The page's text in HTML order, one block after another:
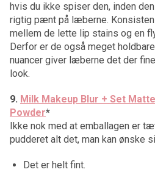
hvis du ikke spiser den, inden
rigtig pænt på læberne.
mellem de lette lip stains og en
Derfor er de også meget
nuancer giver læberne det der
look.
9. Milk Makeup Blur + Set
Powder*
Ikke nok med at emballagen er
pudderet alt det, man kan ønske
Det er helt fint.